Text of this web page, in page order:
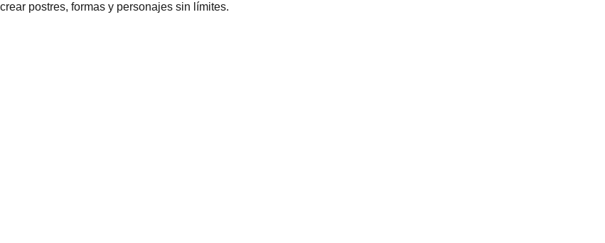
postres, formas y personajes sin límites.